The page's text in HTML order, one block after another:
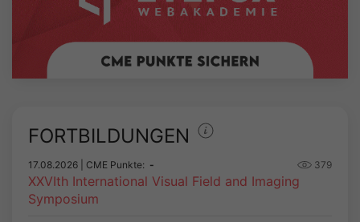
FORTBILDUNGEN
17.08.2026 | CME Punkte: - 379
XXVIth International Visual Field and Imaging
Symposium